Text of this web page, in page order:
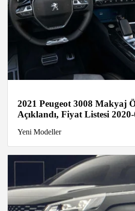
2021 Peugeot 3008 Makyaj
Açıklandı, Fiyat Listesi
Yeni Modeller